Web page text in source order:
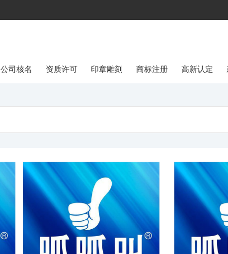
公司核名 资质许可 印章雕刻 商标注册 高新认定